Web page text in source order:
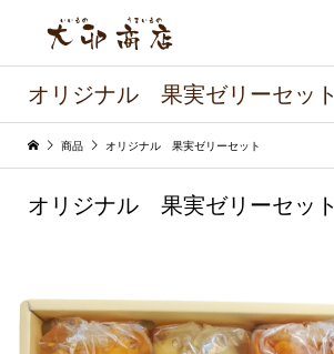
オリジナル 果実ゼリーセット
商品 オリジナル 果実ゼリーセット
オリジナル 果実ゼリーセット